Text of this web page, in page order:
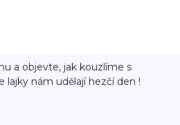
a objevte, jak kouzlíme s
lajky nám udělají hezčí den !